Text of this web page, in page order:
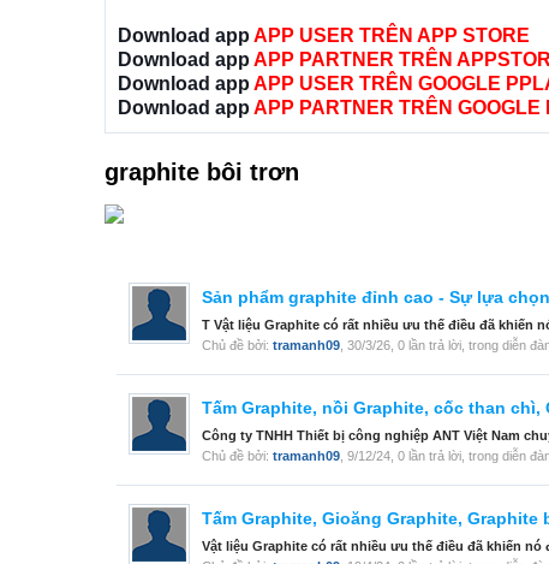
Download app APP USER TRÊN APP STORE
Download app APP PARTNER TRÊN
Download app APP USER TRÊN GOOGLE
Download app APP PARTNER TRÊN GOOGLE
graphite bôi trơn
Sản phẩm graphite đỉnh cao - Sự lựa
T Vật liệu Graphite có rất nhiều ưu thế điều đã khiến
Chủ đề bởi: tramanh09 30/3/26 , 0 lần trả lời, trong diễn
Tấm Graphite, nồi Graphite, cốc than
Công ty TNHH Thiết bị công nghiệp ANT Việt Nam
Chủ đề bởi: tramanh09 9/12/24 , 0 lần trả lời, trong diễn
Tấm Graphite, Gioăng Graphite,
Vật liệu Graphite có rất nhiều ưu thế điều đã khiến